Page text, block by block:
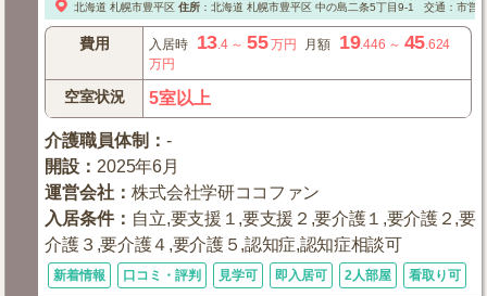
北海道 札幌市豊平区 住所： 北海道 札幌市豊平区中の島二条5丁目9-1 交通：市営
費用 入居時 13.4～ 55万円 月額 19.446 ～ 45.624
万円
空室状況 5室以上
介護職員体制 ：-
開設 ： 2025年6月
運営会社 ：株式会社学研ココファン
入居条件： 自立,要支援１,要支援２,要介護１,要介護２,要
介護３,要介護４,要介護５,認知症,認知症相談可
新着情報 口コミ・評判 見学可 即入居可 2人部屋 看取り可